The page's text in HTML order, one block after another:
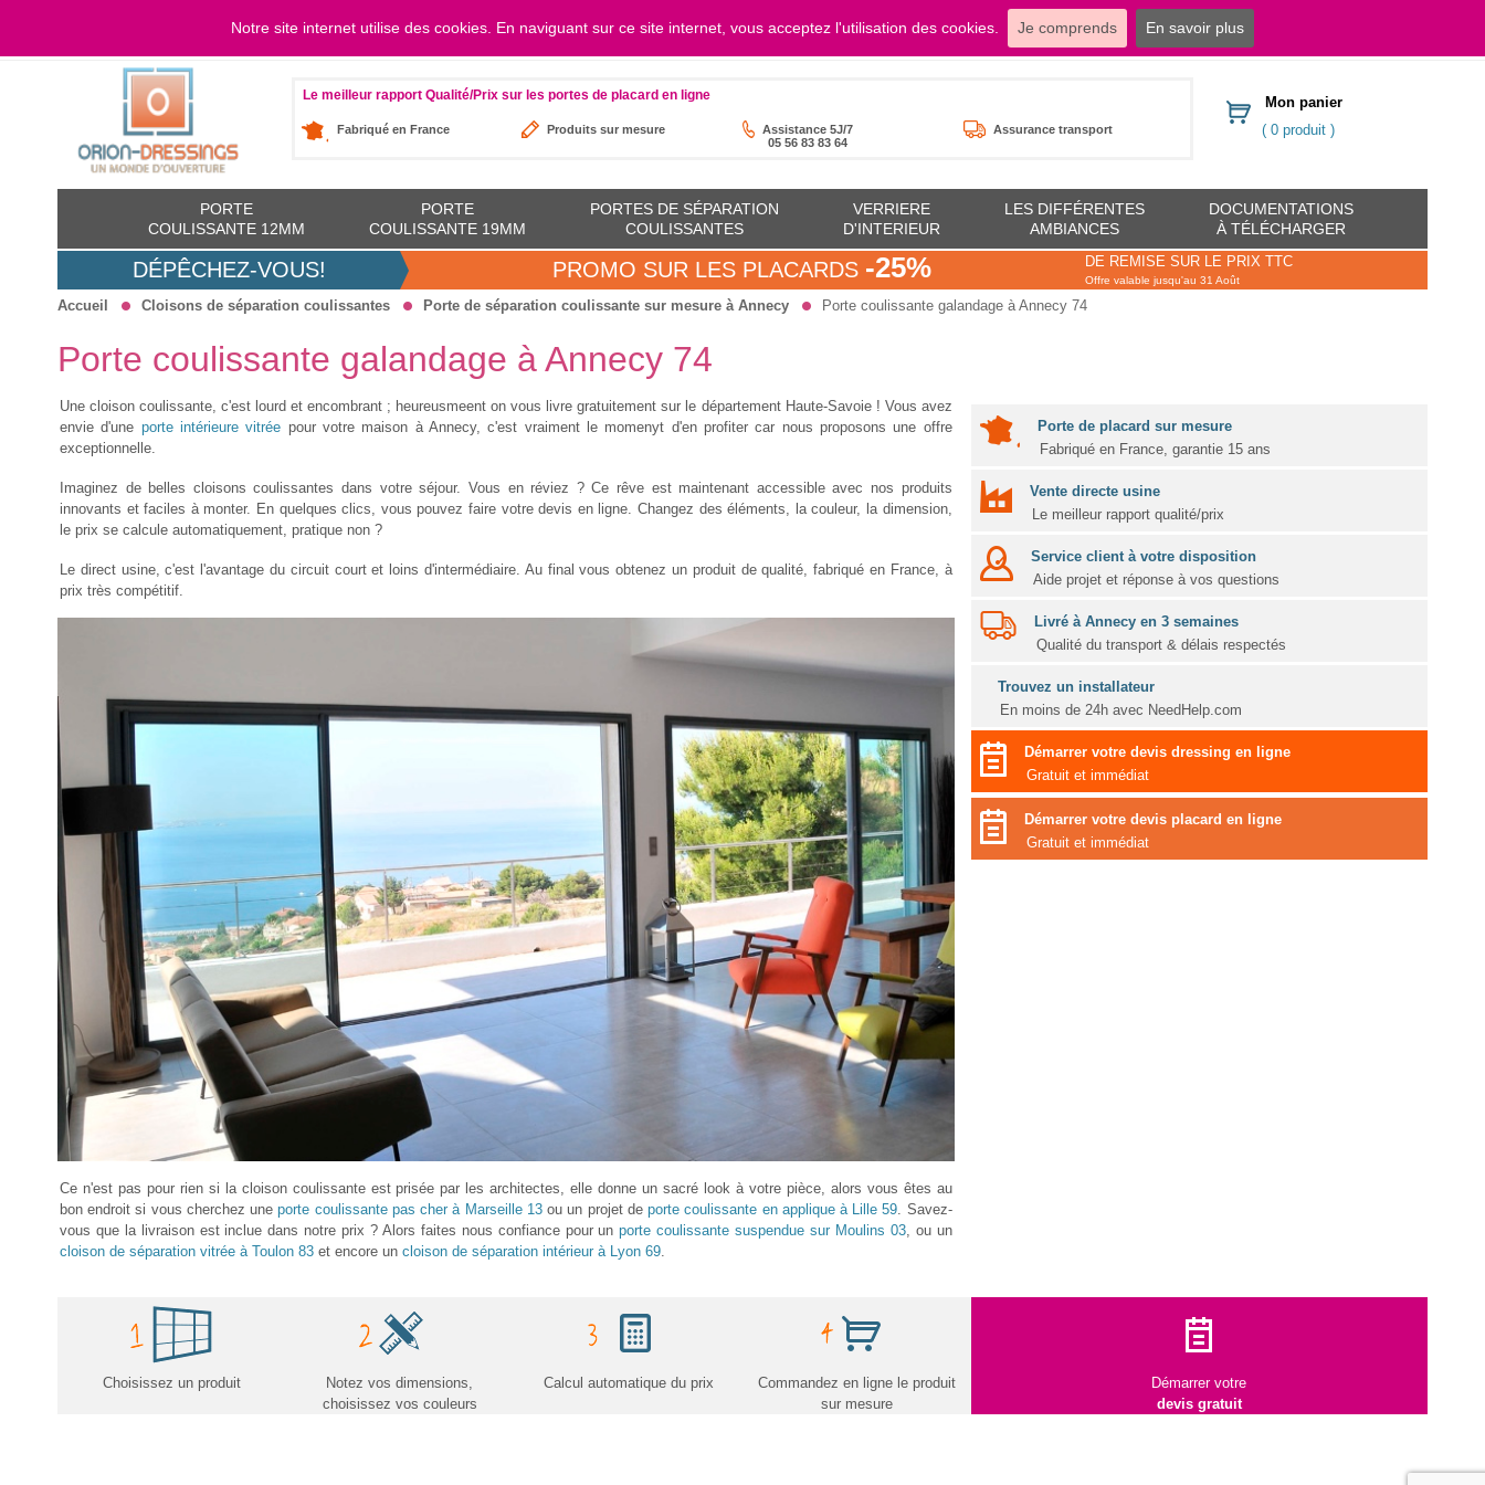
Notre site internet utilise des cookies. En naviguant sur ce site internet, vous acceptez l'utilisation des cookies. Je comprends En savoir plus
Du lundi au vendredi de 8h à 17h30 contact@orion-dressings.com
Le meilleur rapport Qualité/Prix sur les portes de placard en ligne
Fabriqué en France Produits sur mesure
Assistance 5J/7
05 56 83 83 64
Assurance transport
Mon panier
( 0 produit )
PORTE
COULISSANTE 12MM
PORTE
COULISSANTE 19MM
PORTES DE SÉPARATION
COULISSANTES
VERRIERE
D'INTERIEUR
LES DIFFÉRENTES
AMBIANCES
DOCUMENTATIONS
À TÉLÉCHARGER
DÉPÊCHEZ-VOUS! PROMO SUR LES PLACARDS -25% DE REMISE SUR LE PRIX TTC
Offre valable jusqu'au 31 Août
Accueil Cloisons de séparation coulissantes Porte de séparation coulissante sur mesure à Annecy Porte coulissante galandage à Annecy 74
Porte coulissante galandage à Annecy 74
Une cloison coulissante, c'est lourd et encombrant ; heureusmeent on vous livre gratuitement sur le département Haute-Savoie ! Vous avez
envie d'une porte intérieure vitrée pour votre maison à Annecy, c'est vraiment le momenyt d'en profiter car nous proposons une offre
exceptionnelle.
Imaginez de belles cloisons coulissantes dans votre séjour. Vous en réviez ? Ce rêve est maintenant accessible avec nos produits
innovants et faciles à monter. En quelques clics, vous pouvez faire votre devis en ligne. Changez des éléments, la couleur, la dimension,
le prix se calcule automatiquement, pratique non ?
Le direct usine, c'est l'avantage du circuit court et loins d'intermédiaire. Au final vous obtenez un produit de qualité, fabriqué en France, à
prix très compétitif.
Ce n'est pas pour rien si la cloison coulissante est prisée par les architectes, elle donne un sacré look à votre pièce, alors vous êtes au
bon endroit si vous cherchez uneporte coulissante pas cher à Marseille 13ou un projet deporte coulissante en applique à Lille 59. Savez-
vous que la livraison est inclue dans notre prix ? Alors faites nous confiance pour unporte coulissante suspendue sur Moulins 03, ou un
cloison de séparation vitrée à Toulon 83 et encore un cloison de séparation intérieur à Lyon 69.
Porte de placard sur mesure
Fabriqué en France, garantie 15 ans
Vente directe usine
Le meilleur rapport qualité/prix
Service client à votre disposition
Aide projet et réponse à vos questions
Livré à Annecy en 3 semaines
Qualité du transport & délais respectés
Trouvez un installateur
En moins de 24h avec NeedHelp.com
Démarrer votre devis dressing en ligne
Gratuit et immédiat
Démarrer votre devis placard en ligne
Gratuit et immédiat
Choisissez un produit
Notez vos dimensions,
choisissez vos couleurs
Calcul automatique du prix
Commandez en ligne le produit
sur mesure
Démarrer votre
devis gratuit